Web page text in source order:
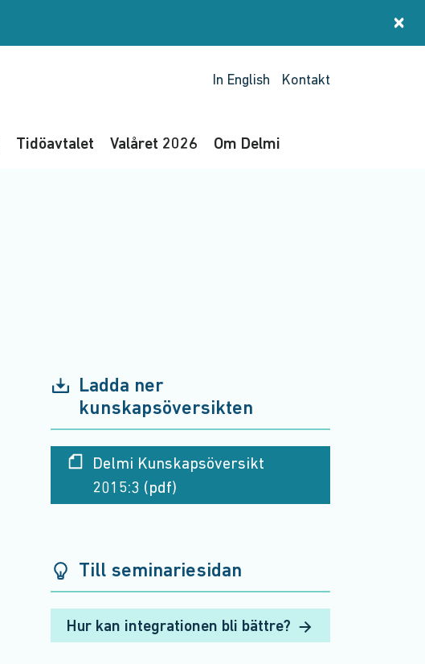
×
Tidöavtalet Valåret 2026 Om Delmi
In English Kontakt
Ladda ner
kunskapsöversikten
Delmi Kunskapsöversikt
2015:3 (pdf)
Till seminariesidan
Hur kan integrationen bli bättre?